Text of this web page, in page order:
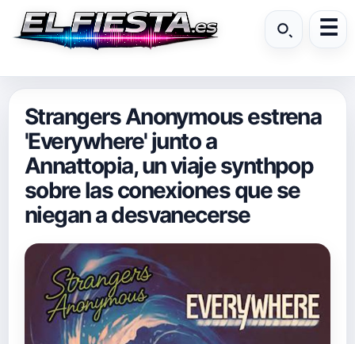
Strangers Anonymous estrena
'Everywhere' junto a
Annattopia, un viaje synthpop
sobre las conexiones que se
niegan a desvanecerse